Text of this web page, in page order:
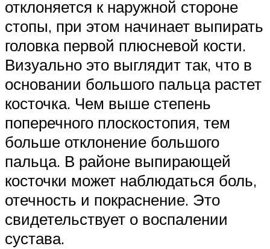
отклоняется к наружной стороне
стопы, при этом начинает выпирать
головка первой плюсневой кости.
Визуально это выглядит так, что в
основании большого пальца растет
косточка. Чем выше степень
поперечного плоскостопия, тем
больше отклонение большого
пальца. В районе выпирающей
косточки может наблюдаться боль,
отечность и покраснение. Это
свидетельствует о воспалении
сустава.